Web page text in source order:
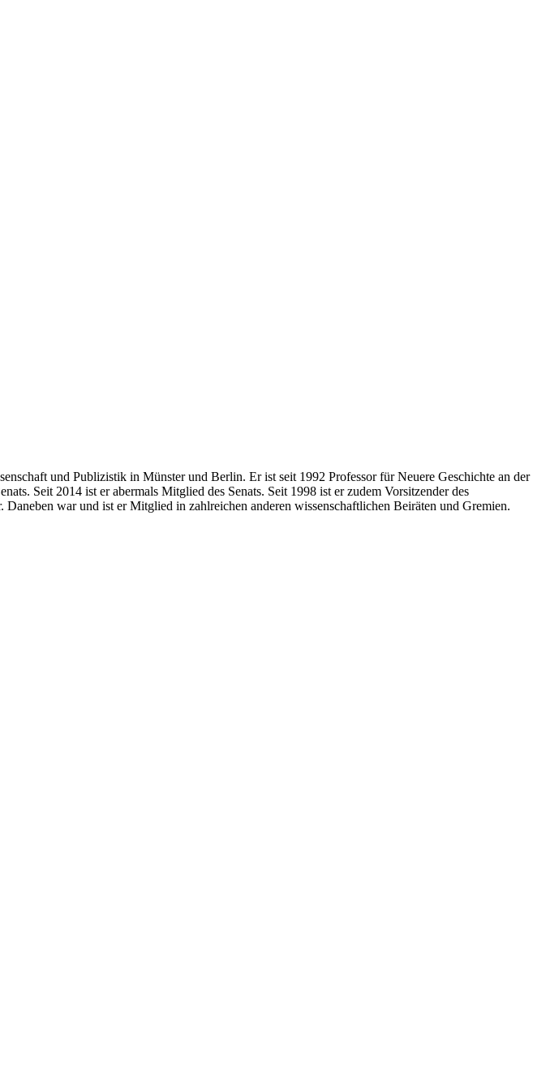
und Publizistik in Münster und Berlin. Er ist seit 1992 Professor für Neuere Geschichte an der
Seit 2014 ist er abermals Mitglied des Senats. Seit 1998 ist er zudem Vorsitzender des
war und ist er Mitglied in zahlreichen anderen wissenschaftlichen Beiräten und Gremien.